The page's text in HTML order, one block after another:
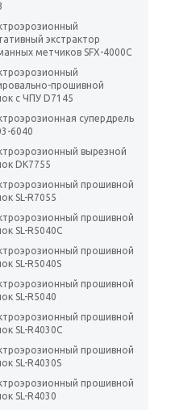
экстрактор
метчиков SFX-4000C
прошивной
с ЧПУ D7145
супердрель
6040
вырезной
DK7755
прошивной
SL-R7055
прошивной
SL-R5040C
прошивной
SL-R5040S
прошивной
SL-R5040
прошивной
SL-R4030C
прошивной
SL-R4030S
прошивной
SL-R4030